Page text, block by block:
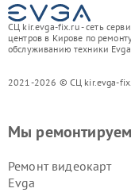
СЦ kir.evga-fix.ru - сеть
центров в Кирове по
обслуживанию техники Evga
2021-2026 © СЦ kir.evga-
Мы ремонтируем
Ремонт видеокарт
Evga